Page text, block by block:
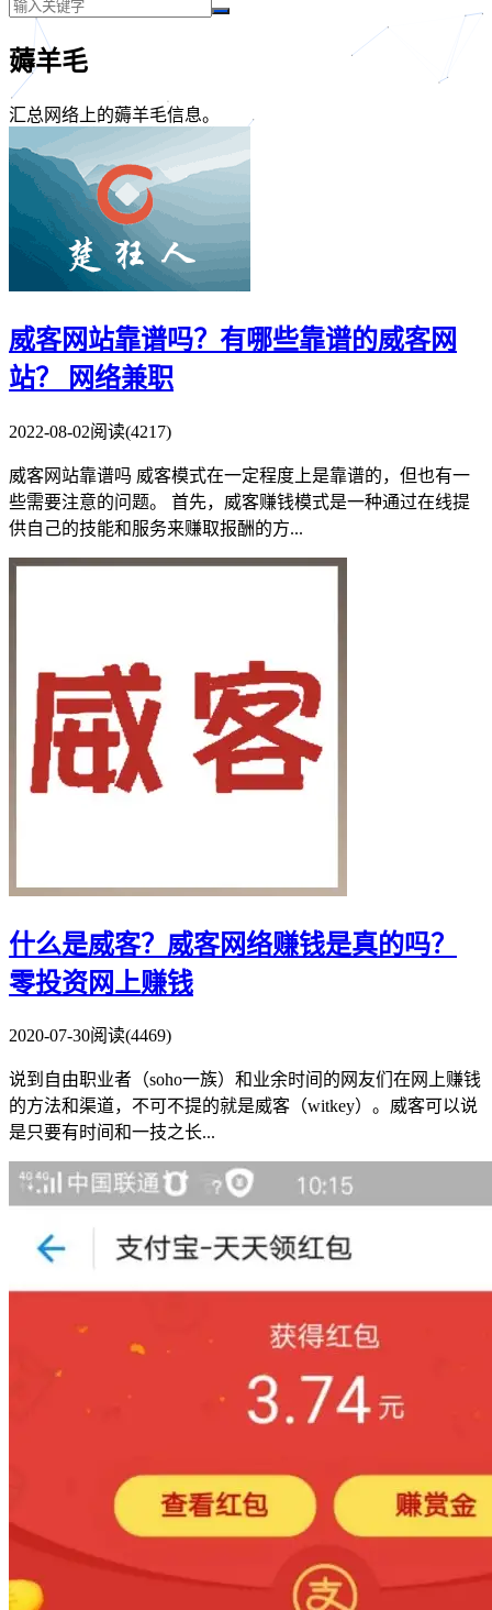
薅羊毛
汇总网络上的薅羊毛信息。
威客网站靠谱吗？有哪些靠谱的威客网
站？
网络兼职
2022-08-02阅读(4217)
威客网站靠谱吗 威客模式在一定程度上是靠谱的，但也有一
些需要注意的问题。 首先，威客赚钱模式是一种通过在线提
供自己的技能和服务来赚取报酬的方...
什么是威客？威客网络赚钱是真的吗？
零投资网上赚钱
2020-07-30阅读(4469)
说到自由职业者（soho一族）和业余时间的网友们在网上赚钱
的方法和渠道，不可不提的就是威客（witkey）。威客可以说
是只要有时间和一技之长...